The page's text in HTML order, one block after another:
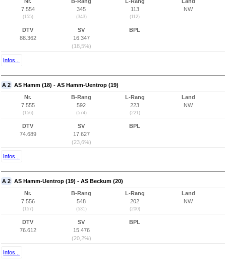
7.554
(155)
345
(343)
113
(112)
NW
DTV
88.362
SV
16.347
(18,5%)
BPL
Infos...
A 2 AS Hamm (18) - AS Hamm-Uentrop (19)
Nr.
7.555
(156)
B-Rang
592
(574)
L-Rang
223
(221)
Land
NW
DTV
74.689
SV
17.627
(23,6%)
BPL
Infos...
A 2 AS Hamm-Uentrop (19) - AS Beckum (20)
Nr.
7.556
(157)
B-Rang
548
(531)
L-Rang
202
(200)
Land
NW
DTV
76.612
SV
15.476
(20,2%)
BPL
Infos...